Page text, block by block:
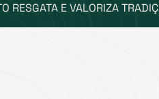
RESGATA E VALORIZA